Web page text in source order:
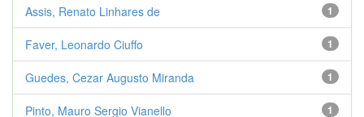
1
Assis, Renato Linhares de
1
Faver, Leonardo Ciuffo
1
Guedes, Cezar Augusto Miranda
1
Pinto, Mauro Sergio Vianello